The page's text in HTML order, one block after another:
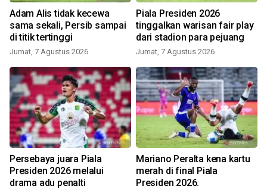
Adam Alis tidak kecewa
sama sekali, Persib sampai
di titik tertinggi
Jumat, 7 Agustus 2026
Piala Presiden 2026
tinggalkan warisan fair play
dari stadion para pejuang
Jumat, 7 Agustus 2026
Persebaya juara Piala
Presiden 2026 melalui
drama adu penalti
Mariano Peralta kena kartu
merah di final Piala
Presiden 2026.